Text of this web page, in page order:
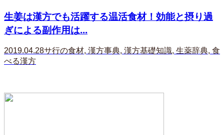
生姜は漢方でも活躍する温活食材！効能と摂り過
ぎによる副作用は...
2019.04.28サ行の食材, 漢方事典, 漢方基礎知識, 生薬辞典, 食
べる漢方